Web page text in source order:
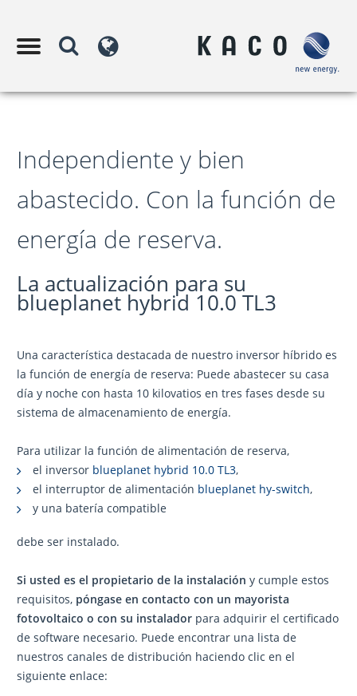
Independiente y bien
abastecido. Con la función de
energía de reserva.
La actualización para su
blueplanet hybrid 10.0 TL3
Una característica destacada de nuestro inversor híbrido es
la función de energía de reserva: Puede abastecer su casa
día y noche con hasta 10 kilovatios en tres fases desde su
sistema de almacenamiento de energía.
Para utilizar la función de alimentación de reserva,
el inversor blueplanet hybrid 10.0 TL3,
el interruptor de alimentación blueplanet hy-switch,
y una batería compatible
debe ser instalado.
Si usted es el propietario de la instalación y cumple estos
requisitos, póngase en contacto con un mayorista
fotovoltaico o con su instalador para adquirir el certificado
de software necesario. Puede encontrar una lista de
nuestros canales de distribución haciendo clic en el
siguiente enlace: